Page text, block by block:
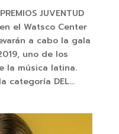
JUVENTUD
el Watsco Center
a cabo la gala
uno de los
la música latina.
categoría DEL...